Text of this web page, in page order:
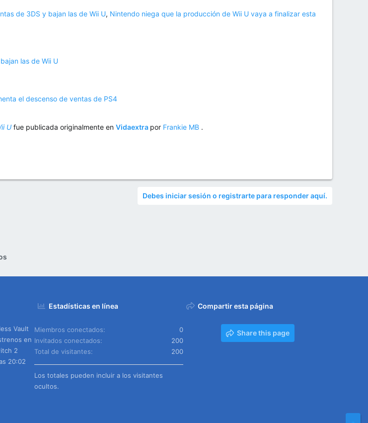
de 3DS y bajan las de Wii U, Nintendo niega que la producción de Wii U vaya a finalizar esta
las de Wii U
el descenso de ventas de PS4
U fue publicada originalmente en Vidaextra por Frankie MB .
Debes iniciar sesión o registrarte para responder aquí.
Vault
en
2
20:02
Estadísticas en línea
Miembros conectados
0
Invitados conectados
200
Total de visitantes
200
Los totales pueden incluir a los visitantes
ocultos.
Compartir esta página
Share this page